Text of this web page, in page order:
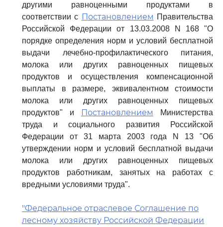
другими равноценными продуктами в
соответствии с Постановлением Правительства
Российской Федерации от 13.03.2008 N 168 "О
порядке определения норм и условий бесплатной
выдачи лечебно-профилактического питания,
молока или других равноценных пищевых
продуктов и осуществления компенсационной
выплаты в размере, эквивалентном стоимости
молока или других равноценных пищевых
продуктов" и
Постановлением
Министерства
труда и социального развития Российской
Федерации от 31 марта 2003 года N 13 "Об
утверждении норм и условий бесплатной выдачи
молока или других равноценных пищевых
продуктов работникам, занятых на работах с
вредными условиями труда".
"Федеральное отраслевое Соглашение по
лесному хозяйству Российской Федерации